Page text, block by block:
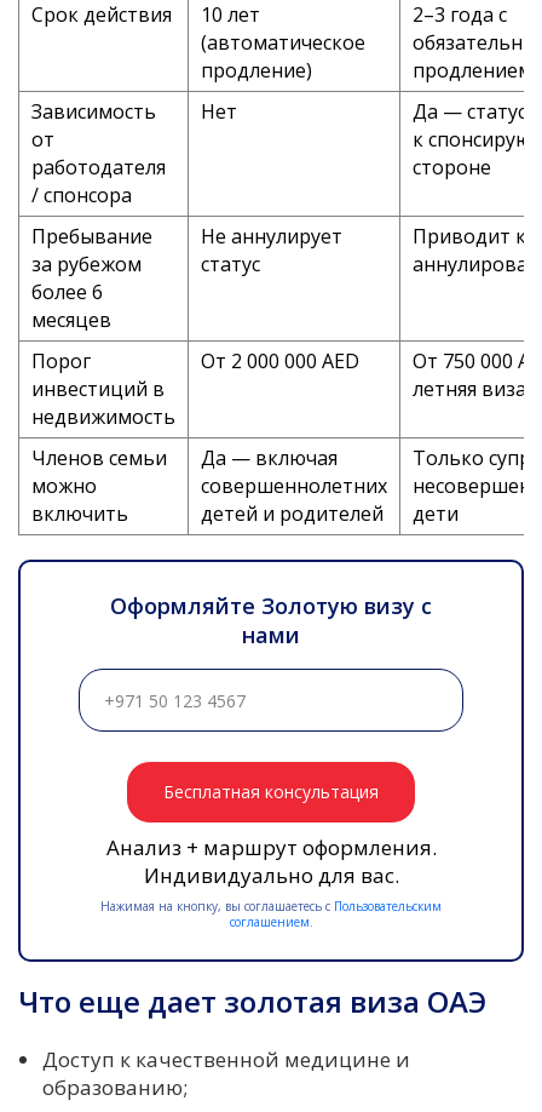
Срок действия
10 лет
(автоматическое
продление)
2–3 года с
продлением
Зависимость
от
работодателя
/ спонсора
Нет
Да — статус
к
стороне
Пребывание
за рубежом
более 6
месяцев
Не аннулирует
статус
Приводит к
Порог
инвестиций в
недвижимость
От 2 000 000 AED
От 750 000
летняя виза)
Членов семьи
можно
включить
Да — включая
совершеннолетних
детей и родителей
Только
дети
Оформляйте Золотую визу с
нами
Бесплатная консультация
Анализ + маршрут оформления.
Индивидуально для вас.
Нажимая на кнопку, вы соглашаетесь с Пользовательским
соглашением.
Что еще дает золотая виза ОАЭ
Доступ к качественной медицине и
образованию;